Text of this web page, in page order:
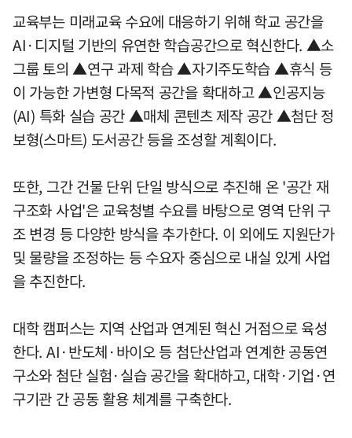
교육부는 미래교육 수요에 대응하기 위해 학교 공간을
AI·디지털 기반의 유연한 학습공간으로 혁신한다. ▲소
그룹 토의 ▲연구 과제 학습 ▲자기주도학습 ▲휴식 등
이 가능한 가변형 다목적 공간을 확대하고 ▲인공지능
(AI) 특화 실습 공간 ▲매체 콘텐츠 제작 공간 ▲첨단 정
보형(스마트) 도서공간 등을 조성할 계획이다.
또한, 그간 건물 단위 단일 방식으로 추진해 온 '공간 재
구조화 사업'은 교육청별 수요를 바탕으로 영역 단위 구
조 변경 등 다양한 방식을 추가한다. 이 외에도 지원단가
및 물량을 조정하는 등 수요자 중심으로 내실 있게 사업
을 추진한다.
대학 캠퍼스는 지역 산업과 연계된 혁신 거점으로 육성
한다. AI·반도체·바이오 등 첨단산업과 연계한 공동연
구소와 첨단 실험·실습 공간을 확대하고, 대학·기업·연
구기관 간 공동 활용 체계를 구축한다.